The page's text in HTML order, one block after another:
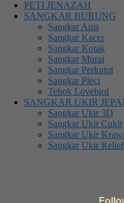
PETI JENAZAH
SANGKAR BURUNG
Sangkar Anis
Sangkar Kacer
Sangkar Kotak
Sangkar Murai
Sangkar Perkutut
Sangkar Pleci
Tebok Lovebird
SANGKAR UKIR
Sangkar Ukir 3D
Sangkar Ukir Cukit
Sangkar Ukir
Sangkar Ukir Relief